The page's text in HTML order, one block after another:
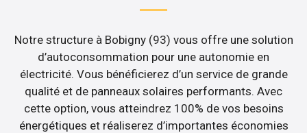
Notre structure à Bobigny (93) vous offre une solution
d’autoconsommation pour une autonomie en
électricité. Vous bénéficierez d’un service de grande
qualité et de panneaux solaires performants. Avec
cette option, vous atteindrez 100% de vos besoins
énergétiques et réaliserez d’importantes économies